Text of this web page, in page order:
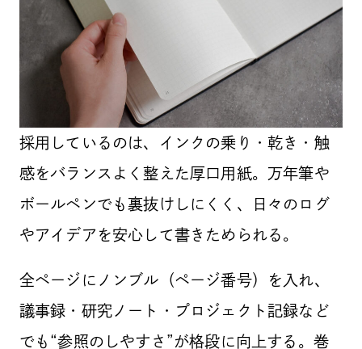
採用しているのは、インクの乗り・乾き・触
感をバランスよく整えた厚口用紙。万年筆や
ボールペンでも裏抜けしにくく、日々のログ
やアイデアを安心して書きためられる。
全ページにノンブル（ページ番号）を入れ、
議事録・研究ノート・プロジェクト記録など
でも“参照のしやすさ”が格段に向上する。巻